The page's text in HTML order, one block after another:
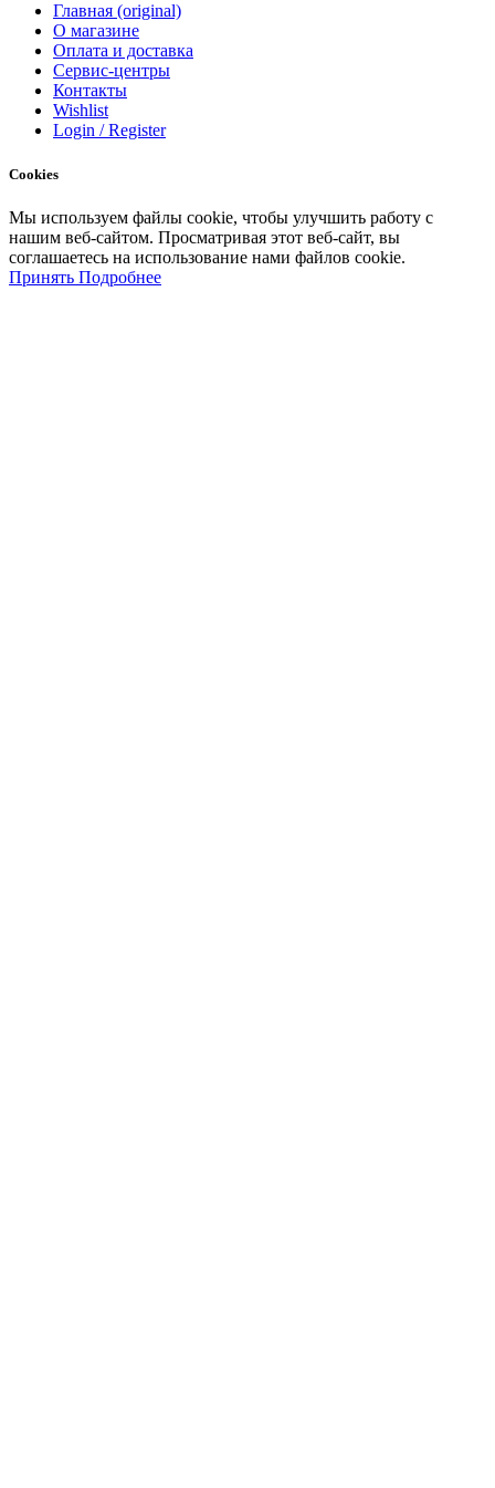
Главная (original)
О магазине
Оплата и доставка
Сервис-центры
Контакты
Wishlist
Login / Register
Cookies
Мы используем файлы cookie, чтобы улучшить работу с
нашим веб-сайтом. Просматривая этот веб-сайт, вы
соглашаетесь на использование нами файлов cookie.
Принять Подробнее